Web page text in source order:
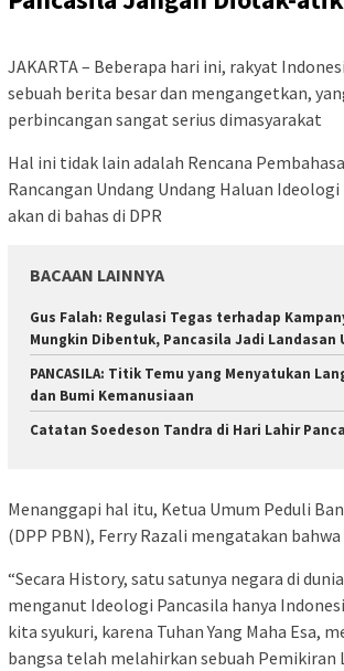
JAKARTA – Beberapa hari ini, rakyat
sebuah berita besar dan mengangetkan,
perbincangan sangat serius dimasyarakat
Hal ini tidak lain adalah Rencana
Rancangan Undang Undang Haluan Ideologi
akan di bahas di DPR
BACAAN LAINNYA
Gus Falah: Regulasi Tegas terhadap
Mungkin Dibentuk, Pancasila Jadi Landasan
PANCASILA: Titik Temu yang Menyatukan
dan Bumi Kemanusiaan
Catatan Soedeson Tandra di Hari Lahir
Menanggapi hal itu, Ketua Umum Peduli
(DPP PBN), Ferry Razali mengatakan bahwa
“Secara History, satu satunya negara di
menganut Ideologi Pancasila hanya
kita syukuri, karena Tuhan Yang Maha Esa,
bangsa telah melahirkan sebuah Pemikiran